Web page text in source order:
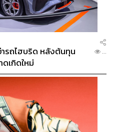
ารถไฮบริด หลังต้นทุน
เกิดใหม่
...